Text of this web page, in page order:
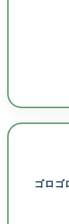
ゴロゴ